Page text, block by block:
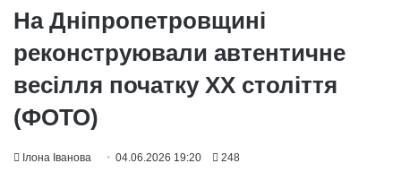
На Дніпропетровщині
реконструювали автентичне
весілля початку XX століття
(ФОТО)
Ілона Іванова 04.06.2026 19:20 248